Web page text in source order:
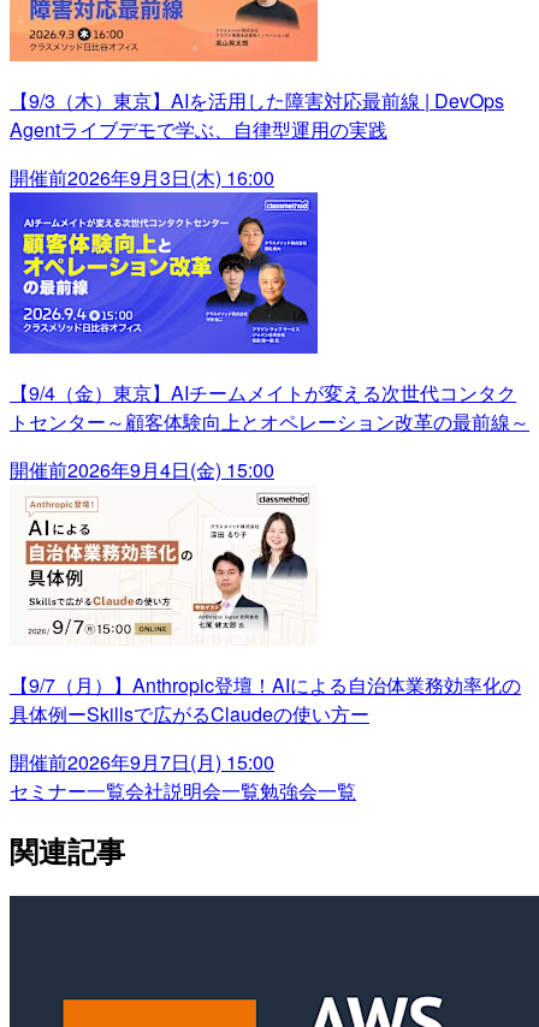
【9/3（木）東京】AIを活用した障害対応最前線 | DevOps
Agentライブデモで学ぶ、自律型運用の実践
開催前2026年9月3日(木) 16:00
【9/4（金）東京】AIチームメイトが変える次世代コンタク
トセンター～顧客体験向上とオペレーション改革の最前線～
開催前2026年9月4日(金) 15:00
【9/7（月）】Anthropic登壇！AIによる自治体業務効率化の
具体例ーSkillsで広がるClaudeの使い方ー
開催前2026年9月7日(月) 15:00
セミナー一覧会社説明会一覧勉強会一覧
関連記事